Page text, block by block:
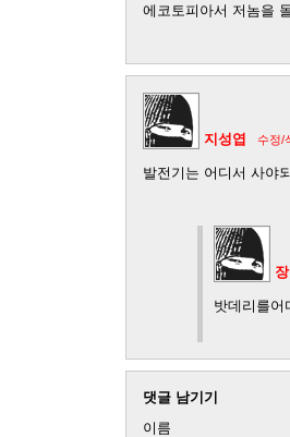
에코토피아서 저놈을
지성엽 수정/
발전기는 어디서 사야
밧데리를어
댓글 남기기
이름